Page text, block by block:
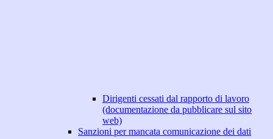
Dirigenti cessati dal rapporto di lavoro
(documentazione da pubblicare sul sito
web)
Sanzioni per mancata comunicazione dei dati